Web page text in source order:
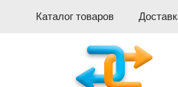
Каталог товаров